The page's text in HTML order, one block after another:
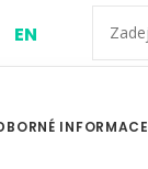
EN
INFORMACE